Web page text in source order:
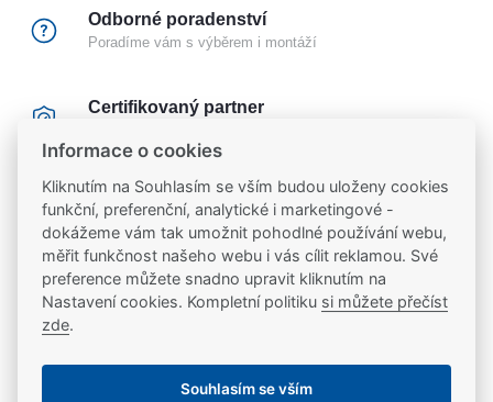
Odborné poradenství
Poradíme vám s výběrem i montáží
Certifikovaný partner
20 let na trhu
Poradíme vám, máme 20 let zkušeností
Popis
Použití
Ke stažení
Informace o cookies
Kliknutím na Souhlasím se vším budou uloženy cookies
funkční, preferenční, analytické i marketingové -
dokážeme vám tak umožnit pohodlné používání webu,
měřit funkčnost našeho webu i vás cílit reklamou. Své
preference můžete snadno upravit kliknutím na
Nastavení cookies. Kompletní politiku si můžete přečíst
zde.
Souhlasím se vším